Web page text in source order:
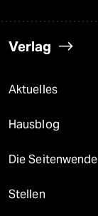
Verlag
Aktuelles
Hausblog
Die Seitenwende
Stellen